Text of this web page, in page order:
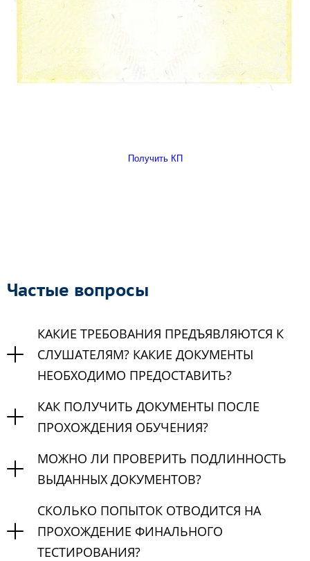
Получить КП
Частые вопросы
КАКИЕ ТРЕБОВАНИЯ ПРЕДЪЯВЛЯЮТСЯ К
СЛУШАТЕЛЯМ? КАКИЕ ДОКУМЕНТЫ
НЕОБХОДИМО ПРЕДОСТАВИТЬ?
КАК ПОЛУЧИТЬ ДОКУМЕНТЫ ПОСЛЕ
ПРОХОЖДЕНИЯ ОБУЧЕНИЯ?
МОЖНО ЛИ ПРОВЕРИТЬ ПОДЛИННОСТЬ
ВЫДАННЫХ ДОКУМЕНТОВ?
СКОЛЬКО ПОПЫТОК ОТВОДИТСЯ НА
ПРОХОЖДЕНИЕ ФИНАЛЬНОГО
ТЕСТИРОВАНИЯ?